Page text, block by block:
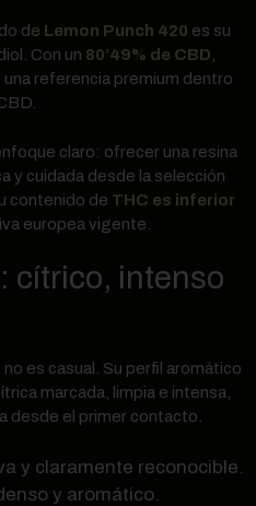
de Lemon Punch 420 es su
Con un 80’49% de CBD,
referencia premium dentro
claro: ofrecer una resina
y cuidada desde la selección
contenido de THC es inferior
europea vigente.
cítrico, intenso
no es casual. Su perfil aromático
marcada, limpia e intensa,
desde el primer contacto.
y claramente reconocible.
y aromático.